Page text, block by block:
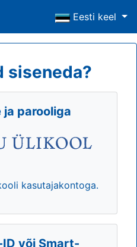
Eesti keel
siseneda?
parooliga
kasutajakontoga.
või Smart-